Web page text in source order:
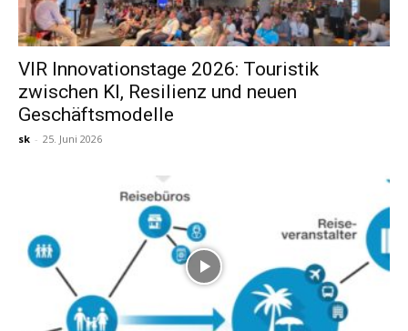
und
Reiseempfehlungen.
VIR Innovationstage 2026: Touristik
zwischen KI, Resilienz und neuen
Geschäftsmodelle
sk - 25. Juni 2026